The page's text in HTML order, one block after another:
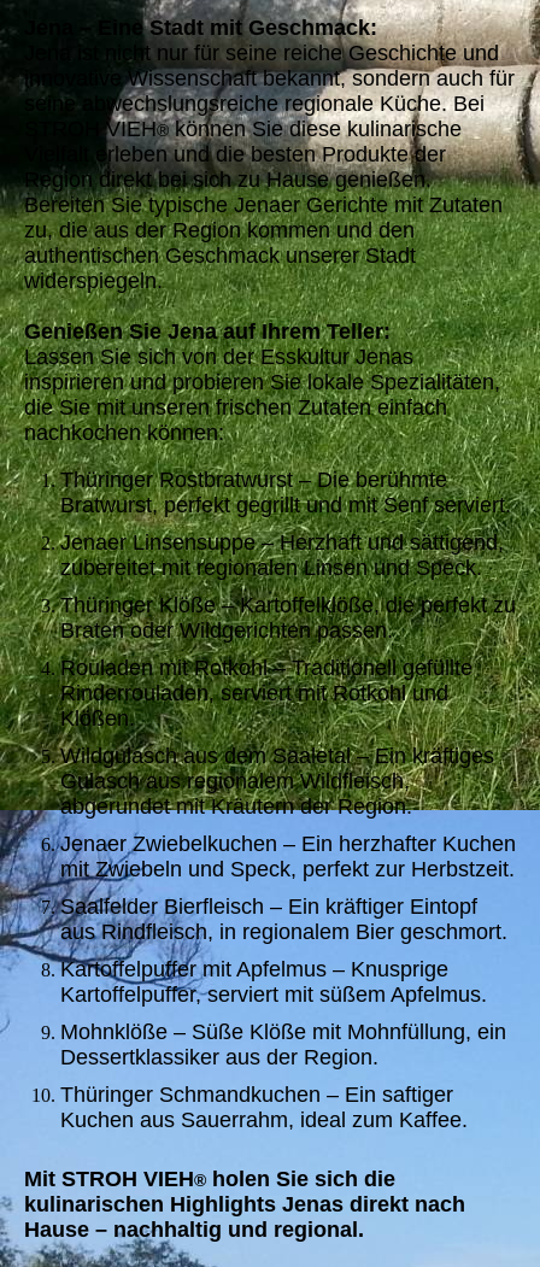
Jena – Eine Stadt mit Geschmack:
Jena ist nicht nur für seine reiche Geschichte und
innovative Wissenschaft bekannt, sondern auch für
seine abwechslungsreiche regionale Küche. Bei
STROH VIEH®können Sie diese kulinarische
Vielfalt erleben und die besten Produkte der
Region direkt bei sich zu Hause genießen.
Bereiten Sie typische Jenaer Gerichte mit Zutaten
zu, die aus der Region kommen und den
authentischen Geschmack unserer Stadt
widerspiegeln.
Genießen Sie Jena auf Ihrem Teller:
Lassen Sie sich von der Esskultur Jenas
inspirieren und probieren Sie lokale Spezialitäten,
die Sie mit unseren frischen Zutaten einfach
nachkochen können:
Thüringer Rostbratwurst – Die berühmte
Bratwurst, perfekt gegrillt und mit Senf serviert.
Jenaer Linsensuppe – Herzhaft und sättigend,
zubereitet mit regionalen Linsen und Speck.
Thüringer Klöße – Kartoffelklöße, die perfekt zu
Braten oder Wildgerichten passen.
Rouladen mit Rotkohl – Traditionell gefüllte
Rinderrouladen, serviert mit Rotkohl und
Klößen.
Wildgulasch aus dem Saaletal – Ein kräftiges
Gulasch aus regionalem Wildfleisch,
abgerundet mit Kräutern der Region.
Jenaer Zwiebelkuchen – Ein herzhafter Kuchen
mit Zwiebeln und Speck, perfekt zur Herbstzeit.
Saalfelder Bierfleisch – Ein kräftiger Eintopf
aus Rindfleisch, in regionalem Bier geschmort.
Kartoffelpuffer mit Apfelmus – Knusprige
Kartoffelpuffer, serviert mit süßem Apfelmus.
Mohnklöße – Süße Klöße mit Mohnfüllung, ein
Dessertklassiker aus der Region.
Thüringer Schmandkuchen – Ein saftiger
Kuchen aus Sauerrahm, ideal zum Kaffee.
Mit STROH VIEH® holen Sie sich die
kulinarischen Highlights Jenas direkt nach
Hause – nachhaltig und regional.